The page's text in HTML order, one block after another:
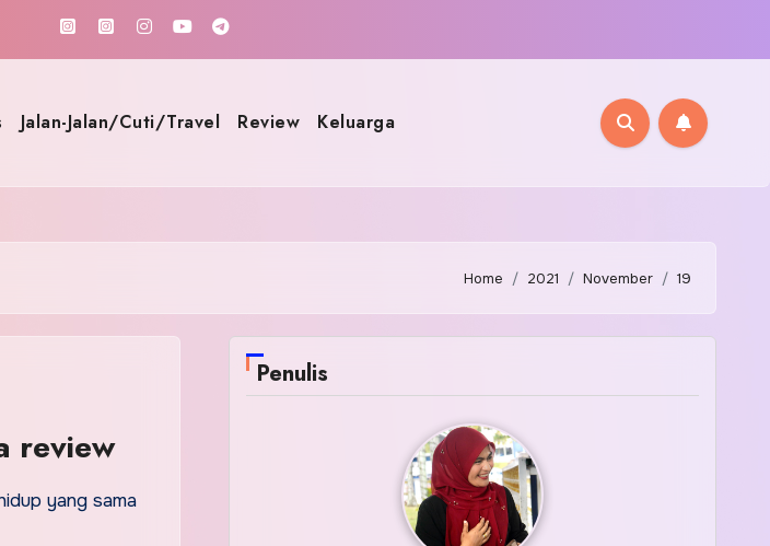
Jalan-Jalan/Cuti/Travel Review Keluarga
Home 2021 November 19
review
yang sama
Penulis